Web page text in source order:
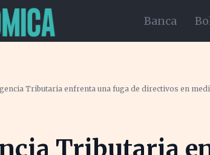
Banca
Tributaria enfrenta una fuga de directivos en
Tributaria